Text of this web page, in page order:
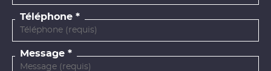
Téléphone
Message